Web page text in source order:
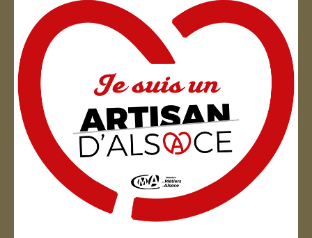
Artisan d'Alsace